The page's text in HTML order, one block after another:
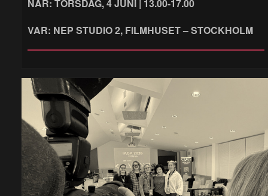
NÄR: TORSDAG, 4 JUNI | 13.00-17.00
VAR: NEP STUDIO 2, FILMHUSET – STOCKHOLM